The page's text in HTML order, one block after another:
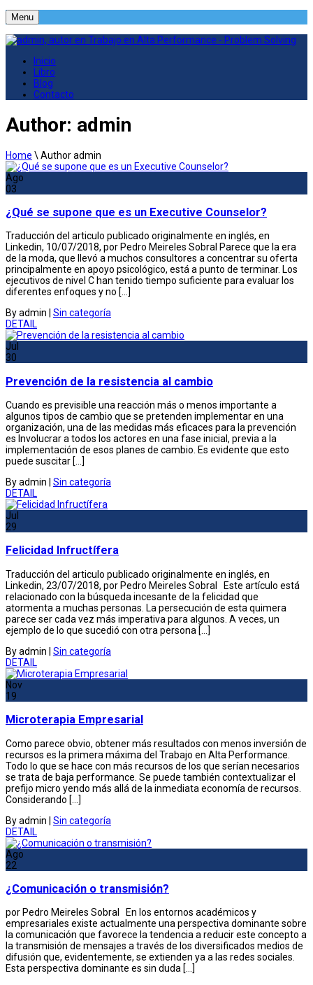
Menu
Inicio
Libro
Blog
Contacto
Author: admin
Home \ Author admin
Ago
03
¿Qué se supone que es un Executive Counselor?
Traducción del articulo publicado originalmente en inglés, en
Linkedin, 10/07/2018, por Pedro Meireles Sobral Parece que la era
de la moda, que llevó a muchos consultores a concentrar su oferta
principalmente en apoyo psicológico, está a punto de terminar. Los
ejecutivos de nivel C han tenido tiempo suficiente para evaluar los
diferentes enfoques y no […]
By admin
Sin categoría
DETAIL
Jul
30
Prevención de la resistencia al cambio
Cuando es previsible una reacción más o menos importante a
algunos tipos de cambio que se pretenden implementar en una
organización, una de las medidas más eficaces para la prevención
es Involucrar a todos los actores en una fase inicial, previa a la
implementación de esos planes de cambio. Es evidente que esto
puede suscitar […]
By admin
Sin categoría
DETAIL
Jul
29
Felicidad Infructífera
Traducción del articulo publicado originalmente en inglés, en
Linkedin, 23/07/2018, por Pedro Meireles Sobral Este artículo está
relacionado con la búsqueda incesante de la felicidad que
atormenta a muchas personas. La persecución de esta quimera
parece ser cada vez más imperativa para algunos. A veces, un
ejemplo de lo que sucedió con otra persona […]
By admin
Sin categoría
DETAIL
Nov
19
Microterapia Empresarial
Como parece obvio, obtener más resultados con menos inversión de
recursos es la primera máxima del Trabajo en Alta Performance.
Todo lo que se hace con más recursos de los que serían necesarios
se trata de baja performance. Se puede también contextualizar el
prefijo micro yendo más allá de la inmediata economía de recursos.
Considerando […]
By admin | Sin categoría
DETAIL
Ago
22
¿Comunicación o transmisión?
por Pedro Meireles Sobral En los entornos académicos y
empresariales existe actualmente una perspectiva dominante sobre
la comunicación que favorece la tendencia a reducir este concepto a
la transmisión de mensajes a través de los diversificados medios de
difusión que, evidentemente, se extienden ya a las redes sociales.
Esta perspectiva dominante es sin duda […]